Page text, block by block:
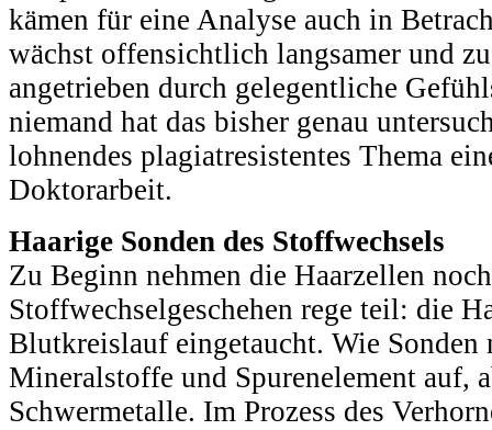
kämen für eine Analyse auch in
wächst offensichtlich langsamer und
angetrieben durch gelegentliche
niemand hat das bisher genau
lohnendes plagiatresistentes Thema
Doktorarbeit.
Haarige Sonden des Stoffwechsels
Zu Beginn nehmen die Haarzellen
Stoffwechselgeschehen rege teil: die
Blutkreislauf eingetaucht. Wie Sonden
Mineralstoffe und Spurenelement auf,
Schwermetalle. Im Prozess des